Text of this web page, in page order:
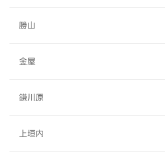
勝山
金屋
鎌川原
上垣内